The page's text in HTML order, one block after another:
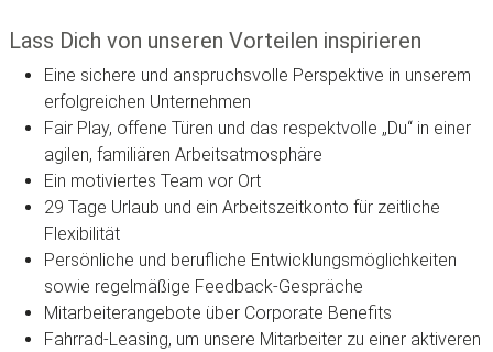
Lass Dich von unseren Vorteilen inspirieren
Eine sichere und anspruchsvolle Perspektive in unserem
erfolgreichen Unternehmen
Fair Play, offene Türen und das respektvolle „Du“ in einer
agilen, familiären Arbeitsatmosphäre
Ein motiviertes Team vor Ort
29 Tage Urlaub und ein Arbeitszeitkonto für zeitliche
Flexibilität
Persönliche und berufliche Entwicklungsmöglichkeiten
sowie regelmäßige Feedback-Gespräche
Mitarbeiterangebote über Corporate Benefits
Fahrrad-Leasing, um unsere Mitarbeiter zu einer aktiveren